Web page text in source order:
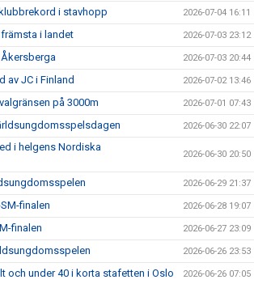
i stavhopp 2026-07-04 16:11
främsta i landet 2026-07-03 23:12
2026-07-03 20:44
av JC i Finland 2026-07-02 13:46
på 3000m 2026-07-01 07:43
2026-06-30 22:07
i helgens Nordiska
2026-06-30 20:50
2026-06-29 21:37
finalen 2026-06-28 19:07
finalen 2026-06-27 23:09
2026-06-26 23:53
och under 40 i korta stafetten i Oslo 2026-06-26 07:05